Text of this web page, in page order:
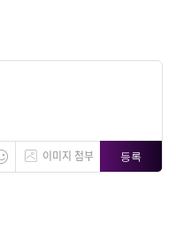
이미지 첨부 등록